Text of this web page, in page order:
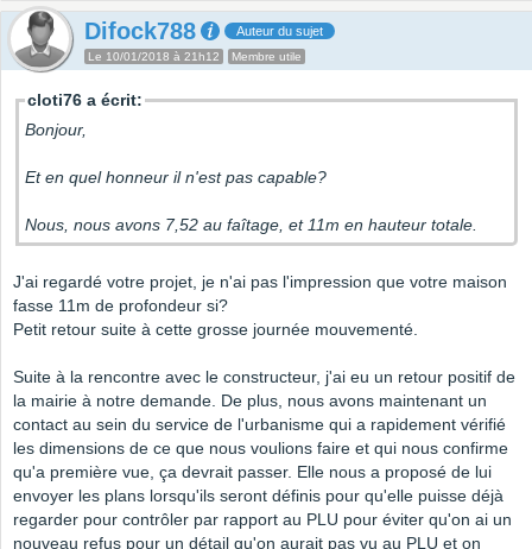
Difock788 Auteur du sujet
Le 10/01/2018 à 21h12 Membre utile
cloti76 a écrit:
Bonjour,
Et en quel honneur il n'est pas capable?
Nous, nous avons 7,52 au faîtage, et 11m en hauteur totale.
J'ai regardé votre projet, je n'ai pas l'impression que votre maison
fasse 11m de profondeur si?
Petit retour suite à cette grosse journée mouvementé.
Suite à la rencontre avec le constructeur, j'ai eu un retour positif de
la mairie à notre demande. De plus, nous avons maintenant un
contact au sein du service de l'urbanisme qui a rapidement vérifié
les dimensions de ce que nous voulions faire et qui nous confirme
qu'a première vue, ça devrait passer. Elle nous a proposé de lui
envoyer les plans lorsqu'ils seront définis pour qu'elle puisse déjà
regarder pour contrôler par rapport au PLU pour éviter qu'on ai un
nouveau refus pour un détail qu'on aurait pas vu au PLU et on